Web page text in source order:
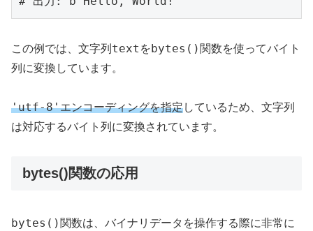
この例では、文字列 text をbytes() 関数を使ってバイト
列に変換しています。
'utf-8'エンコーディングを指定しているため、文字列
は対応するバイト列に変換されています。
bytes()関数の応用
bytes() 関数は、バイナリデータを操作する際に非常に